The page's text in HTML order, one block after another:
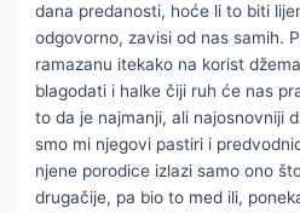
dana predanosti, hoće li to biti
odgovorno, zavisi od nas samih.
ramazanu itekako na korist
blagodati i halke čiji ruh će nas
to da je najmanji, ali najosnovniji
smo mi njegovi pastiri i
njene porodice izlazi samo ono
drugačije, pa bio to med ili,